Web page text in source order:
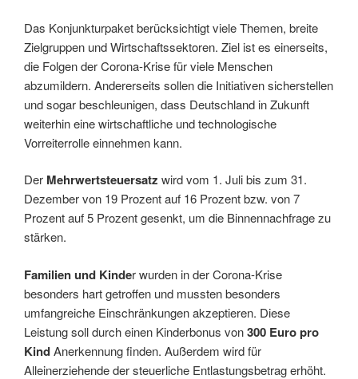
Das Konjunkturpaket berücksichtigt viele Themen, breite
Zielgruppen und Wirtschaftssektoren. Ziel ist es einerseits,
die Folgen der Corona-Krise für viele Menschen
abzumildern. Andererseits sollen die Initiativen sicherstellen
und sogar beschleunigen, dass Deutschland in Zukunft
weiterhin eine wirtschaftliche und technologische
Vorreiterrolle einnehmen kann.
Der Mehrwertsteuersatz wird vom 1. Juli bis zum 31.
Dezember von 19 Prozent auf 16 Prozent bzw. von 7
Prozent auf 5 Prozent gesenkt, um die Binnennachfrage zu
stärken.
Familien und Kinder wurden in der Corona-Krise
besonders hart getroffen und mussten besonders
umfangreiche Einschränkungen akzeptieren. Diese
Leistung soll durch einen Kinderbonus von300 Euro pro
KindAnerkennung finden. Außerdem wird für
Alleinerziehende der steuerliche Entlastungsbetrag erhöht.